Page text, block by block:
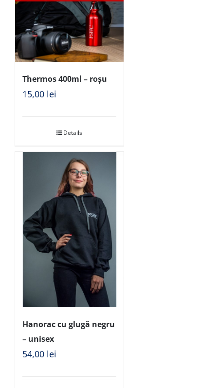
Thermos 400ml – roșu
15,00 lei
Details
Hanorac cu glugă negru
– unisex
54,00 lei